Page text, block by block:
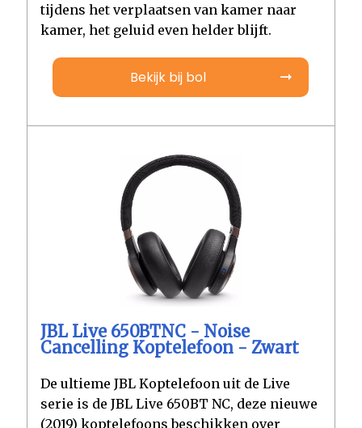
tijdens het verplaatsen van kamer naar
kamer, het geluid even helder blijft.
Bekijk bij bol
JBL Live 650BTNC - Noise
Cancelling Koptelefoon - Zwart
De ultieme JBL Koptelefoon uit de Live
serie is de JBL Live 650BT NC, deze nieuwe
(2019) koptelefoons beschikken over